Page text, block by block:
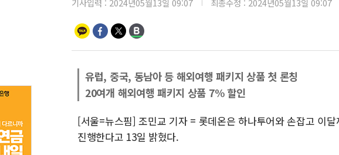
기사입력 : 2024년05월13일 09:07 최종수정 : 2024년05월13일 09:07
유럽, 중국, 동남아 등 해외여행 패키지 상품 첫 론칭
20여개 해외여행 패키지 상품 7% 할인
[서울=뉴스핌] 조민교 기자 = 롯데온은 하나투어와 손잡고 이
진행한다고 13일 밝혔다.